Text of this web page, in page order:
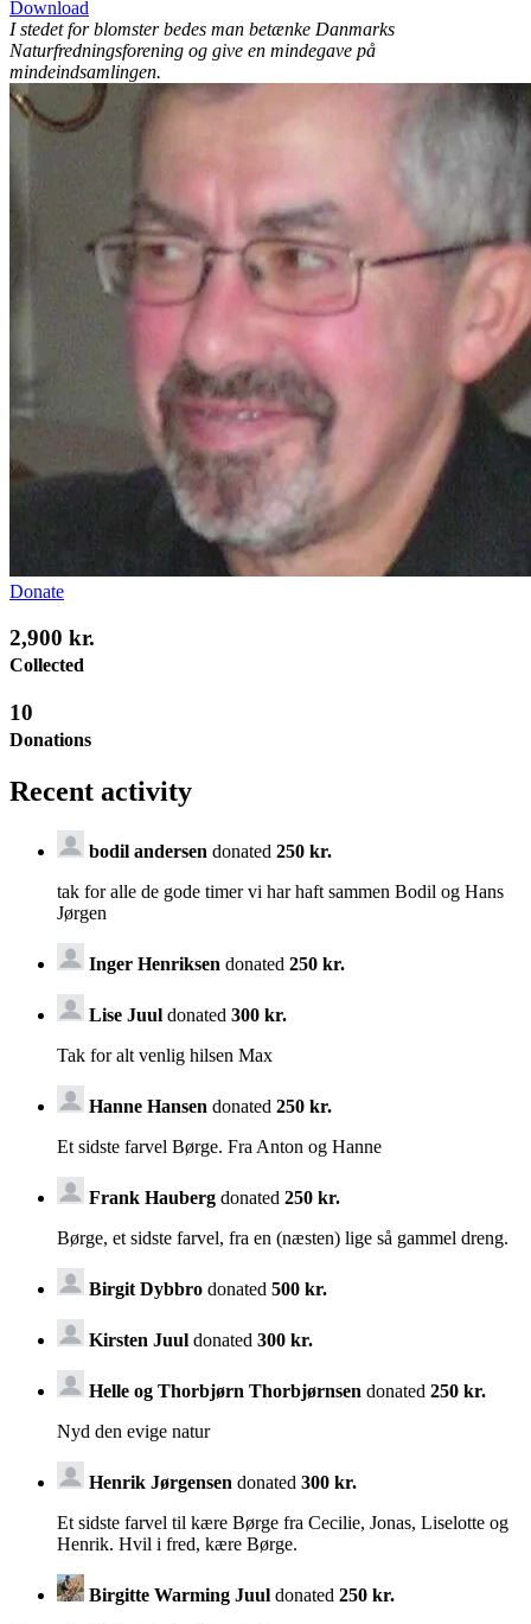
Download
I stedet for blomster bedes man betænke Danmarks
Naturfredningsforening og give en mindegave på
mindeindsamlingen.
Donate
2,900 kr.
Collected
10
Donations
Recent activity
bodil andersen donated 250 kr.
tak for alle de gode timer vi har haft sammen Bodil og Hans
Jørgen
Inger Henriksen donated 250 kr.
Lise Juul donated 300 kr.
Tak for alt venlig hilsen Max
Hanne Hansen donated 250 kr.
Et sidste farvel Børge. Fra Anton og Hanne
Frank Hauberg donated 250 kr.
Børge, et sidste farvel, fra en (næsten) lige så gammel dreng.
Birgit Dybbro donated 500 kr.
Kirsten Juul donated 300 kr.
Helle og Thorbjørn Thorbjørnsen donated 250 kr.
Nyd den evige natur
Henrik Jørgensen donated 300 kr.
Et sidste farvel til kære Børge fra Cecilie, Jonas, Liselotte og
Henrik. Hvil i fred, kære Børge.
Birgitte Warming Juul donated 250 kr.